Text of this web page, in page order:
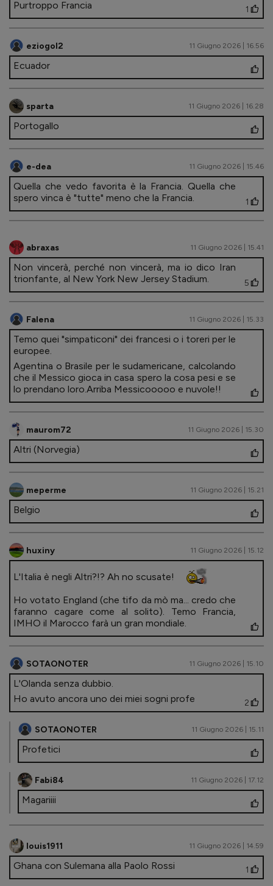
Purtroppo Francia 1
eziogol2 11 Giugno 2026 | 16.56
Ecuador
sparta 11 Giugno 2026 | 16.28
Portogallo
e-dea 11 Giugno 2026 | 15.46
Quella che vedo favorita è la Francia. Quella che
spero vinca è "tutte" meno che la Francia.
1
abraxas 11 Giugno 2026 | 15.41
Non vincerà, perché non vincerà, ma io dico Iran
trionfante, al New York New Jersey Stadium.
5
Falena 11 Giugno 2026 | 15.33
Temo quei "simpaticoni" dei francesi o i toreri per le
europee.
Agentina o Brasile per le sudamericane, calcolando
che il Messico gioca in casa spero la cosa pesi e se
lo prendano loro.Arriba Messicooooo e nuvole!!
maurom72 11 Giugno 2026 | 15.30
Altri (Norvegia)
meperme 11 Giugno 2026 | 15.21
Belgio
huxiny 11 Giugno 2026 | 15.12
L'Italia è negli Altri?!? Ah no scusate!
Ho votato England (che tifo da mò ma... credo che
faranno cagare come al solito). Temo Francia,
IMHO il Marocco farà un gran mondiale.
SOTAONOTER 11 Giugno 2026 | 15.10
L'Olanda senza dubbio.
Ho avuto ancora uno dei miei sogni profe
2
SOTAONOTER 11 Giugno 2026 | 15.11
Profetici
Fabi84 11 Giugno 2026 | 17.12
Magariiii
louis1911 11 Giugno 2026 | 14.59
Ghana con Sulemana alla Paolo Rossi 1